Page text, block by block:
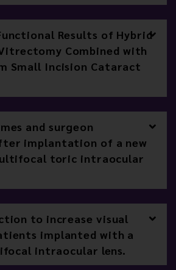
Results of Hybrid
Combined with
Small Incision Cataract
and surgeon
implantation of a new
toric intraocular
to increase visual
implanted with a
intraocular lens.